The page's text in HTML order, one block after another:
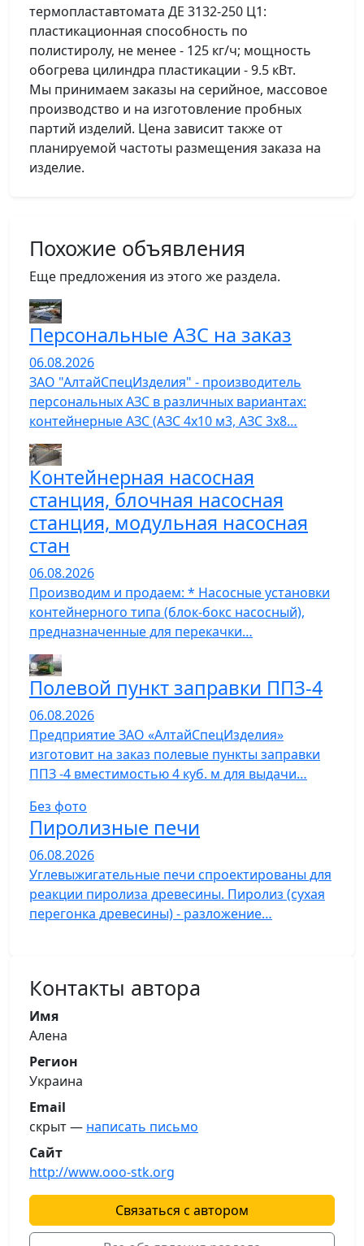
термопластавтомата ДЕ 3132-250 Ц1:
пластикационная способность по
полистиролу, не менее - 125 кг/ч; мощность
обогрева цилиндра пластикации - 9.5 кВт.
Мы принимаем заказы на серийное, массовое
производство и на изготовление пробных
партий изделий. Цена зависит также от
планируемой частоты размещения заказа на
изделие.
Похожие объявления
Еще предложения из этого же раздела.
Персональные АЗС на заказ
06.08.2026
ЗАО "АлтайСпецИзделия" - производитель
персональных АЗС в различных вариантах:
контейнерные АЗС (АЗС 4х10 м3, АЗС 3х8…
Контейнерная насосная
станция, блочная насосная
станция, модульная насосная
стан
06.08.2026
Производим и продаем: * Насосные установки
контейнерного типа (блок-бокс насосный),
предназначенные для перекачки…
Полевой пункт заправки ППЗ-4
06.08.2026
Предприятие ЗАО «АлтайСпецИзделия»
изготовит на заказ полевые пункты заправки
ППЗ -4 вместимостью 4 куб. м для выдачи…
Без фото
Пиролизные печи
06.08.2026
Углевыжигательные печи спроектированы для
реакции пиролиза древесины. Пиролиз (сухая
перегонка древесины) - разложение…
Контакты автора
Имя
Алена
Регион
Украина
Email
скрыт — написать письмо
Сайт
http://www.ooo-stk.org
Связаться с автором